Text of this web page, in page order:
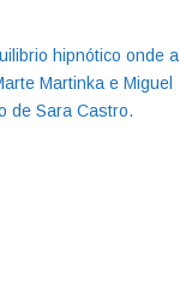
hipnótico onde a
Martinka e Miguel
de Sara Castro.